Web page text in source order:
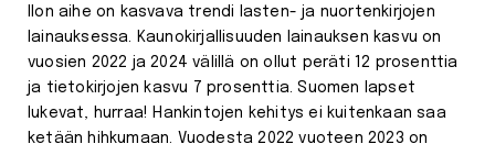
Ilon aihe on kasvava trendi lasten- ja nuortenkirjojen
lainauksessa. Kaunokirjallisuuden lainauksen kasvu on
vuosien 2022 ja 2024 välillä on ollut peräti 12 prosenttia
ja tietokirjojen kasvu 7 prosenttia. Suomen lapset
lukevat, hurraa! Hankintojen kehitys ei kuitenkaan saa
ketään hihkumaan. Vuodesta 2022 vuoteen 2023 on